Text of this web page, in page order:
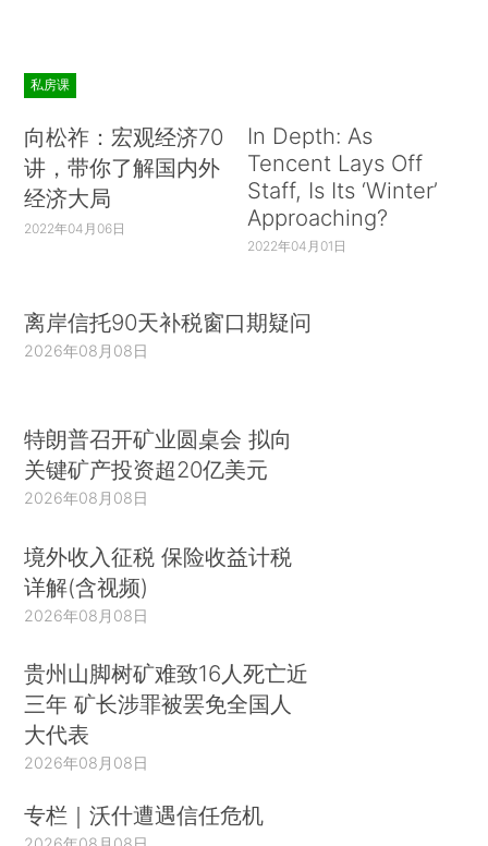
私房课
向松祚：宏观经济70
讲，带你了解国内外
经济大局
2022年04月06日
In Depth: As
Tencent Lays Off
Staff, Is Its ‘Winter’
Approaching?
2022年04月01日
离岸信托90天补税窗口期疑问
2026年08月08日
特朗普召开矿业圆桌会 拟向
关键矿产投资超20亿美元
2026年08月08日
境外收入征税 保险收益计税
详解(含视频)
2026年08月08日
贵州山脚树矿难致16人死亡近
三年 矿长涉罪被罢免全国人
大代表
2026年08月08日
专栏｜沃什遭遇信任危机